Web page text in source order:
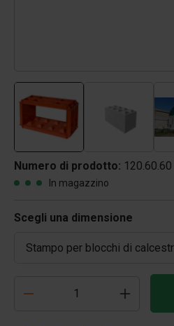
Numero di prodotto: 120.60.60
In magazzino
Scegli una dimensione